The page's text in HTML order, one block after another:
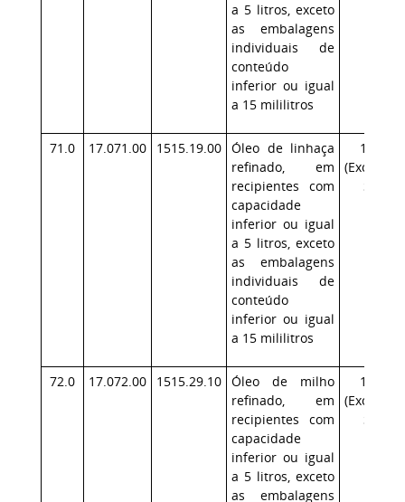
a 5 litros, exceto
as embalagens
individuais de
conteúdo
inferior ou igual
a 15 mililitros
71.0 17.071.00 1515.19.00 Óleo de linhaça
refinado, em
recipientes com
capacidade
inferior ou igual
a 5 litros, exceto
as embalagens
individuais de
conteúdo
inferior ou igual
a 15 mililitros
17.1
(Exceção:
SP)
72.0 17.072.00 1515.29.10 Óleo de milho
refinado, em
recipientes com
capacidade
inferior ou igual
a 5 litros, exceto
as embalagens
17.1
(Exceção:
SP)